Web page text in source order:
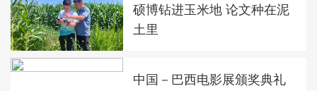
硕博钻进玉米地 论文种在泥
土里
中国－巴西电影展颁奖典礼